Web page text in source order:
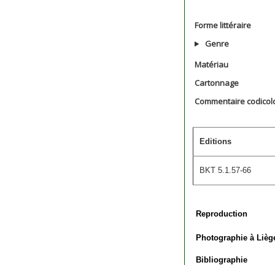
Forme littéraire
Genre
Matériau
Cartonnage
Commentaire
Editions
BKT 5.1.57-66
Reproduction
Photographie à
Bibliographie